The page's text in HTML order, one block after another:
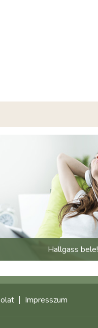
Hallgass bele!
Impresszum